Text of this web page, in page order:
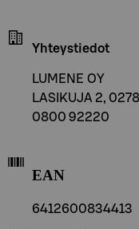
Yhteystiedot
LUMENE OY
LASIKUJA 2,
0800 92220
EAN
6412600834413